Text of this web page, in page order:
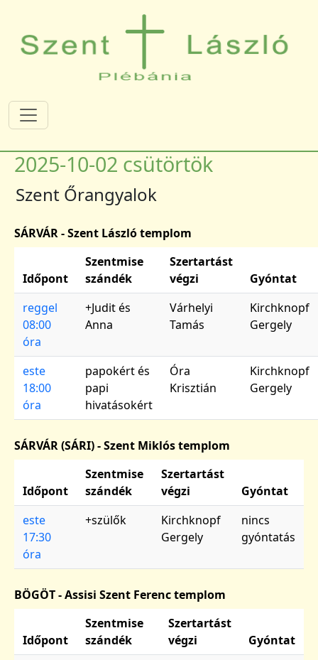
2025-10-02 csütörtök
Szent Őrangyalok
SÁRVÁR - Szent László templom
Időpont
Szentmise
szándék
Szertartást
végzi
Gyóntat
reggel
08:00
óra
+Judit és
Anna
Várhelyi
Tamás
Kirchknopf
Gergely
este
18:00
óra
papokért és
papi
hivatásokért
Óra
Krisztián
Kirchknopf
Gergely
SÁRVÁR (SÁRI) - Szent Miklós templom
Időpont
Szentmise
szándék
Szertartást
végzi
Gyóntat
este
17:30
óra
+szülők
Kirchknopf
Gergely
nincs
gyóntatás
BÖGÖT - Assisi Szent Ferenc templom
Időpont
Szentmise
szándék
Szertartást
végzi
Gyóntat